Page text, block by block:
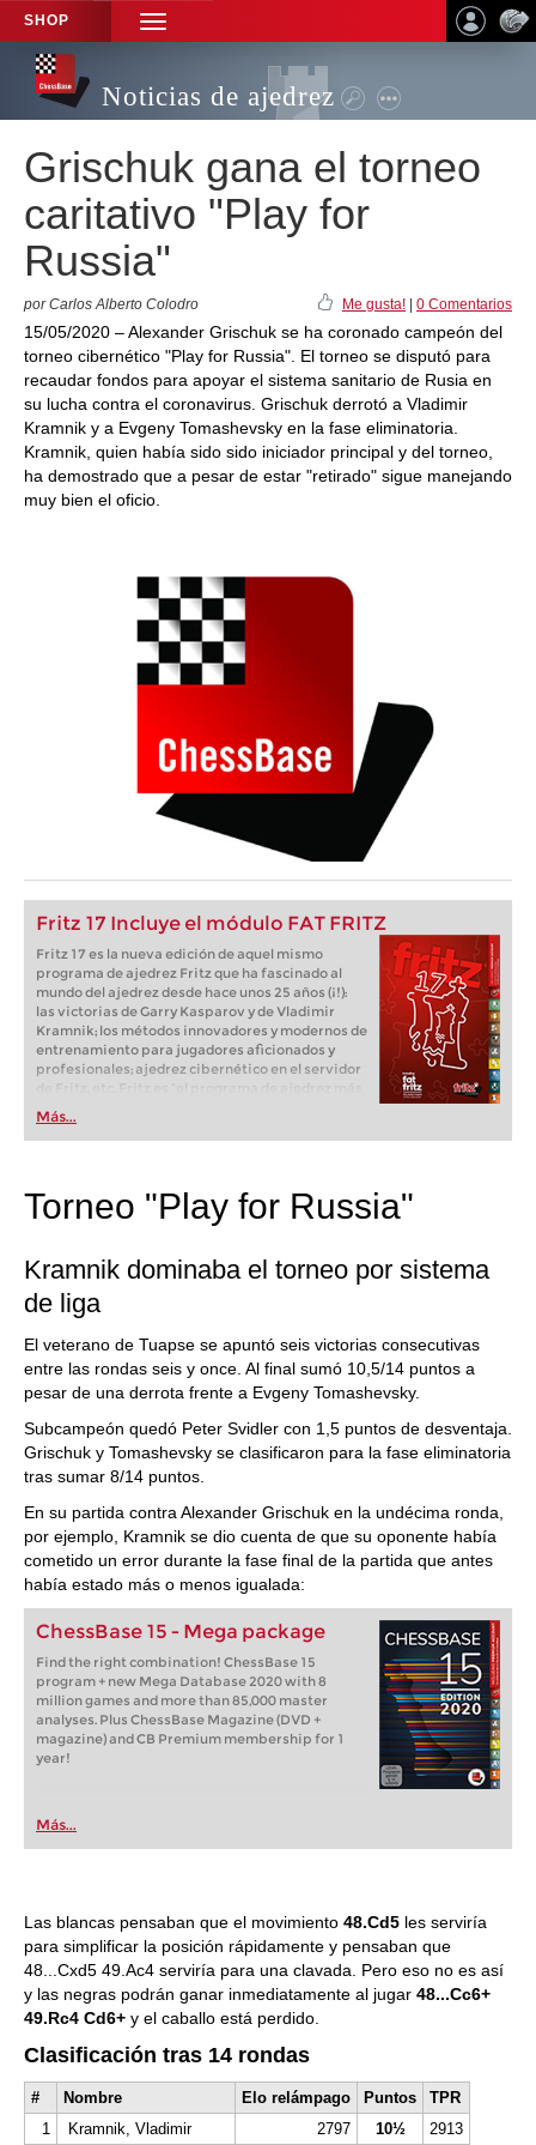
SHOP
TOGGLE
NAVIGATION
Noticias de ajedrez
Grischuk gana el torneo
caritativo "Play for
Russia"
por Carlos Alberto Colodro Me gusta! 0 Comentarios
15/05/2020 – Alexander Grischuk se ha coronado campeón del
torneo cibernético "Play for Russia". El torneo se disputó para
recaudar fondos para apoyar el sistema sanitario de Rusia en
su lucha contra el coronavirus. Grischuk derrotó a Vladimir
Kramnik y a Evgeny Tomashevsky en la fase eliminatoria.
Kramnik, quien había sido sido iniciador principal y del torneo,
ha demostrado que a pesar de estar "retirado" sigue manejando
muy bien el oficio.
Fritz 17 Incluye el módulo FAT FRITZ
Fritz 17 es la nueva edición de aquel mismo
programa de ajedrez Fritz que ha fascinado al
mundo del ajedrez desde hace unos 25 años (¡!):
las victorias de Garry Kasparov y de Vladimir
Kramnik; los métodos innovadores y modernos de
entrenamiento para jugadores aficionados y
profesionales; ajedrez cibernético en el servidor
popular de Alemania” (Der Spiegel) y ofrece todo
lo que necesita el ajedrecista. La novedad más
espectacular: Fritz 17 incluye el módulo basado
Más...
Torneo "Play for Russia"
Kramnik dominaba el torneo por sistema
de liga
El veterano de Tuapse se apuntó seis victorias consecutivas
entre las rondas seis y once. Al final sumó 10,5/14 puntos a
pesar de una derrota frente a Evgeny Tomashevsky.
Subcampeón quedó Peter Svidler con 1,5 puntos de desventaja.
Grischuk y Tomashevsky se clasificaron para la fase eliminatoria
tras sumar 8/14 puntos.
En su partida contra Alexander Grischuk en la undécima ronda,
por ejemplo, Kramnik se dio cuenta de que su oponente había
cometido un error durante la fase final de la partida que antes
había estado más o menos igualada:
ChessBase 15 - Mega package
Find the right combination! ChessBase 15
program + new Mega Database 2020 with 8
million games and more than 85,000 master
analyses. Plus ChessBase Magazine (DVD +
magazine) and CB Premium membership for 1
year!
Más...
Las blancas pensaban que el movimiento 48.Cd5 les serviría
para simplificar la posición rápidamente y pensaban que
48...Cxd5 49.Ac4 serviría para una clavada. Pero eso no es así
y las negras podrán ganar inmediatamente al jugar 48...Cc6+
49.Rc4 Cd6+ y el caballo está perdido.
Clasificación tras 14 rondas
# Nombre Elo relámpago Puntos
TPR
1
Kramnik, Vladimir 2797 10½
2913